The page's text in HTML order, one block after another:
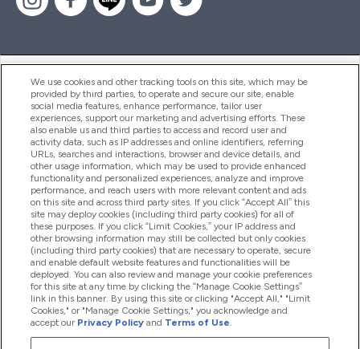
ヘルプ＆ガイド
商品について
会社概要
特典＆ポイント
2026 The Hut.com Ltd
We use cookies and other tracking tools on this site, which may be
provided by third parties, to operate and secure our site, enable
social media features, enhance performance, tailor user
experiences, support our marketing and advertising efforts. These
also enable us and third parties to access and record user and
activity data, such as IP addresses and online identifiers, referring
URLs, searches and interactions, browser and device details, and
other usage information, which may be used to provide enhanced
functionality and personalized experiences, analyze and improve
performance, and reach users with more relevant content and ads
on this site and across third party sites. If you click “Accept All” this
site may deploy cookies (including third party cookies) for all of
these purposes. If you click “Limit Cookies,” your IP address and
other browsing information may still be collected but only cookies
(including third party cookies) that are necessary to operate, secure
and enable default website features and functionalities will be
deployed. You can also review and manage your cookie preferences
for this site at any time by clicking the “Manage Cookie Settings”
link in this banner. By using this site or clicking "Accept All," "Limit
Cookies," or "Manage Cookie Settings," you acknowledge and
accept our Privacy Policy and Terms of Use.